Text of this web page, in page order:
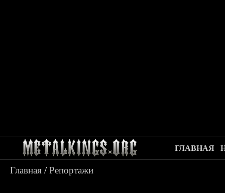
ГЛАВНАЯ
Главная /Репортажи